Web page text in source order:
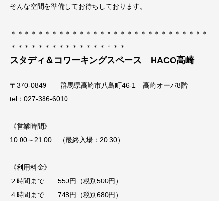
そんな空間を準備してお待ちしております。
＊＊＊＊＊＊＊＊＊＊＊＊＊＊＊＊＊＊＊＊＊＊＊＊＊＊＊＊＊
＊＊＊＊＊＊＊＊＊＊＊＊＊＊＊＊＊
スタディ＆コワーキングスペース HACO高崎
〒370-0849 群馬県高崎市八島町46-1 高崎オーパ8階
tel：027-386-6010
《営業時間》
10:00～21:00 （最終入場：20:30）
《利用料金》
２時間まで 550円（税別500円）
４時間まで 748円（税別680円）